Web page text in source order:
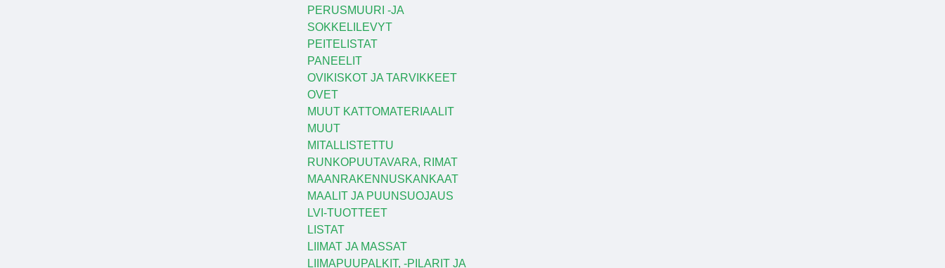
PERUSMUURI -JA
SOKKELILEVYT
PEITELISTAT
PANEELIT
OVIKISKOT JA TARVIKKEET
OVET
MUUT KATTOMATERIAALIT
MUUT
MITALLISTETTU
RUNKOPUUTAVARA, RIMAT
MAANRAKENNUSKANKAAT
MAALIT JA PUUNSUOJAUS
LVI-TUOTTEET
LISTAT
LIIMAT JA MASSAT
LIIMAPUUPALKIT, -PILARIT JA